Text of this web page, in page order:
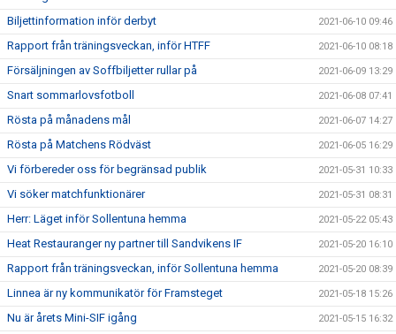
Biljettinformation inför derbyt 2021-06-10 09:46
Rapport från träningsveckan, inför HTFF 2021-06-10 08:18
Försäljningen av Soffbiljetter rullar på 2021-06-09 13:29
Snart sommarlovsfotboll 2021-06-08 07:41
Rösta på månadens mål 2021-06-07 14:27
Rösta på Matchens Rödväst 2021-06-05 16:29
Vi förbereder oss för begränsad publik 2021-05-31 10:33
Vi söker matchfunktionärer 2021-05-31 08:31
Herr: Läget inför Sollentuna hemma 2021-05-22 05:43
Heat Restauranger ny partner till Sandvikens IF 2021-05-20 16:10
Rapport från träningsveckan, inför Sollentuna hemma 2021-05-20 08:39
Linnea är ny kommunikatör för Framsteget 2021-05-18 15:26
Nu är årets Mini-SIF igång 2021-05-15 16:32